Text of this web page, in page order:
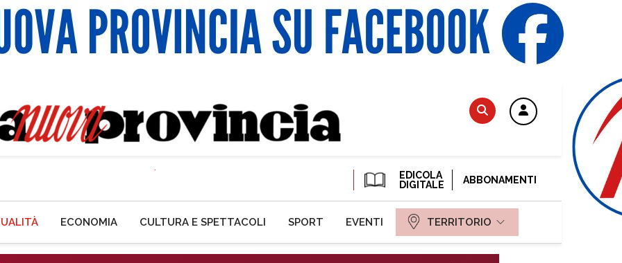
EDICOLA
DIGITALE
ABBONAMENTI
ECONOMIA CULTURA E SPETTACOLI SPORT EVENTI TERRITORIO